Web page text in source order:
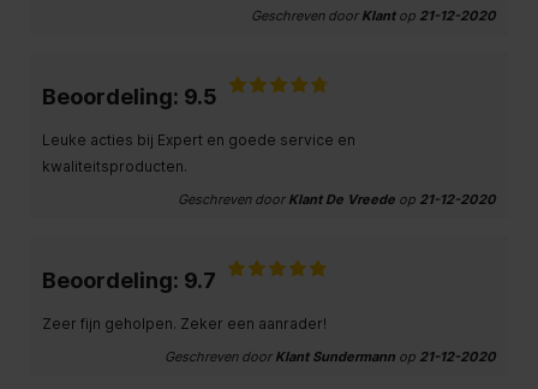
Geschreven door Klantop 21-12-2020
Beoordeling: 9.5
Leuke acties bij Expert en goede service en
kwaliteitsproducten.
Geschreven door Klant De Vreede op 21-12-2020
Beoordeling: 9.7
Zeer fijn geholpen. Zeker een aanrader!
Geschreven door Klant Sundermann op 21-12-2020